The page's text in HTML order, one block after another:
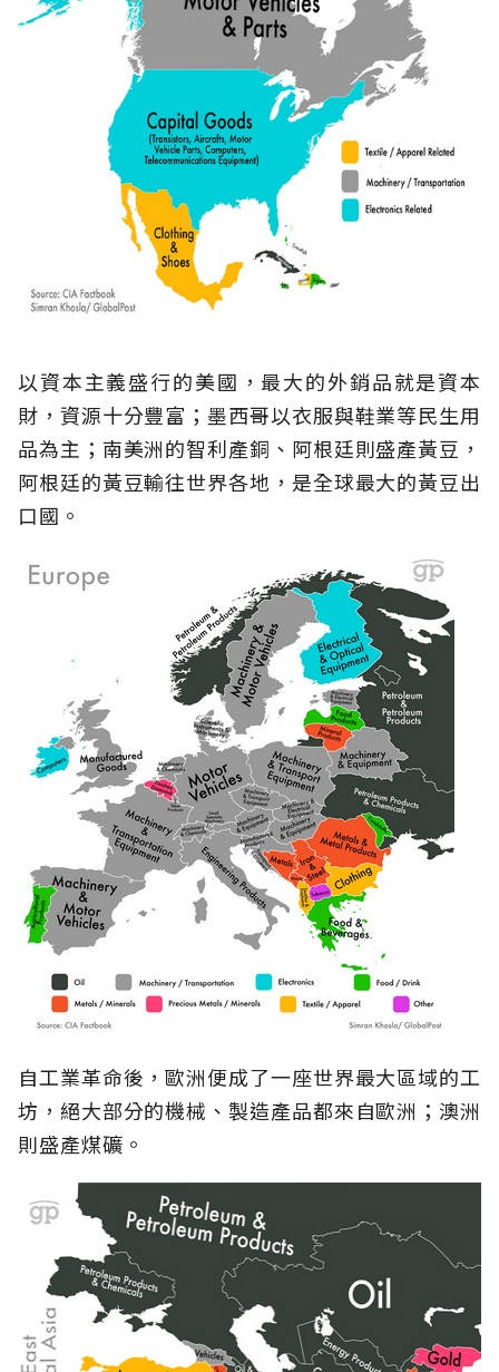
以資本主義盛行的美國，最大的外銷品就是資本
財，資源十分豐富；墨西哥以衣服與鞋業等民生用
品為主；南美洲的智利產銅、阿根廷則盛產黃豆，
阿根廷的黃豆輸往世界各地，是全球最大的黃豆出
口國。
自工業革命後，歐洲便成了一座世界最大區域的工
坊，絕大部分的機械、製造產品都來自歐洲；澳洲
則盛產煤礦。